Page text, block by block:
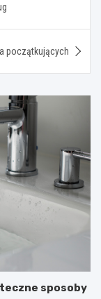
początkujących
sposoby